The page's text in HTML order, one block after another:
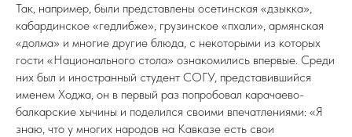
Так, например, были представлены осетинская «дзыкка»,
кабардинское «гедлибже», грузинское «пхали», армянская
«долма» и многие другие блюда, с некоторыми из которых
гости «Национального стола» ознакомились впервые. Среди
них был и иностранный студент СОГУ, представившийся
именем Ходжа, он в первый раз попробовал карачаево-
балкарские хычины и поделился своими впечатлениями: «Я
знаю, что у многих народов на Кавказе есть свои